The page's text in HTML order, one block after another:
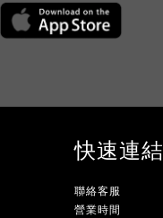
快速連結
聯絡客服
營業時間